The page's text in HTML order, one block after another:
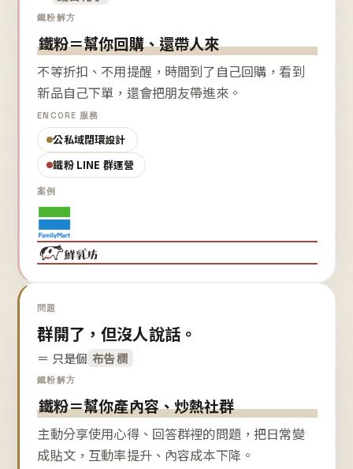
鐵粉解方
鐵粉＝幫你回購、還帶人來
不等折扣、不用提醒，時間到了自己回購，看到
新品自己下單，還會把朋友帶進來。
ENCORE 服務
公私域閉環設計
鐵粉 LINE 群運營
案例
問題
群開了，但沒人說話。
＝ 只是個 布告欄
鐵粉解方
鐵粉＝幫你產內容、炒熱社群
主動分享使用心得、回答群裡的問題，把日常變
成貼文，互動率提升、內容成本下降。